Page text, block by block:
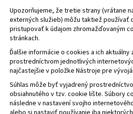
Upozorňujeme, že tretie strany (vrátane
externých služieb) môžu taktiež používať
pristupovať k údajom zhromažďovaným
stránkach.
Ďalšie informácie o cookies a ich aktuálny
prostredníctvom jednotlivých
najčastejšie v položke Nástroje pre
Súhlas môže byť vyjadrený
obsiahnutého v tzv. cookie lište. Súbory
následne v nastavení svojho